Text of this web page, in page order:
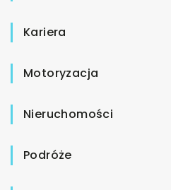
Kariera
Motoryzacja
Nieruchomości
Podróże